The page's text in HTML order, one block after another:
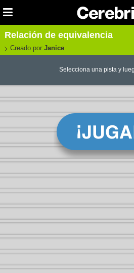
Relación de equivalencia
Creado por:Janice
Selecciona una pista y